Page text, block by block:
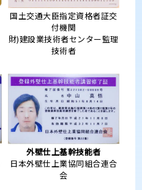
国土交通大臣指定資格者証交
付機関
財)建設業技術者センター監理
技術者
外壁仕上基幹技能者
日本外壁仕上業協同組合連合
会